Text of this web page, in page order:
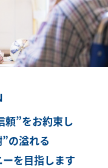
頼”をお約束し
の溢れる
を目指します